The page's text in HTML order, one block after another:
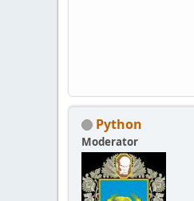
Python
Moderator